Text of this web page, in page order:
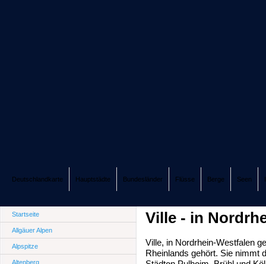
Deutschlandkarte Hauptstädte Bundesländer Flüsse Berge Seen
Startseite
Allgäuer Alpen
Alpspitze
Altenberg
Ville - in
Ville, in Nordrhein-Westfalen
Rheinlands gehört. Sie nimmt